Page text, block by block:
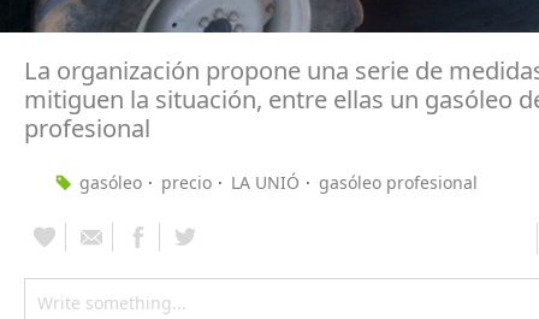
La organización propone una serie de
mitiguen la situación, entre ellas un gasóleo
profesional
gasóleo precio LA UNIÓ gasóleo profesional